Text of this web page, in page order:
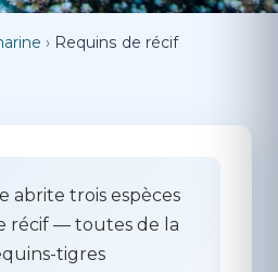
› Requins de récif
abrite trois espèces
récif — toutes de la
tigres